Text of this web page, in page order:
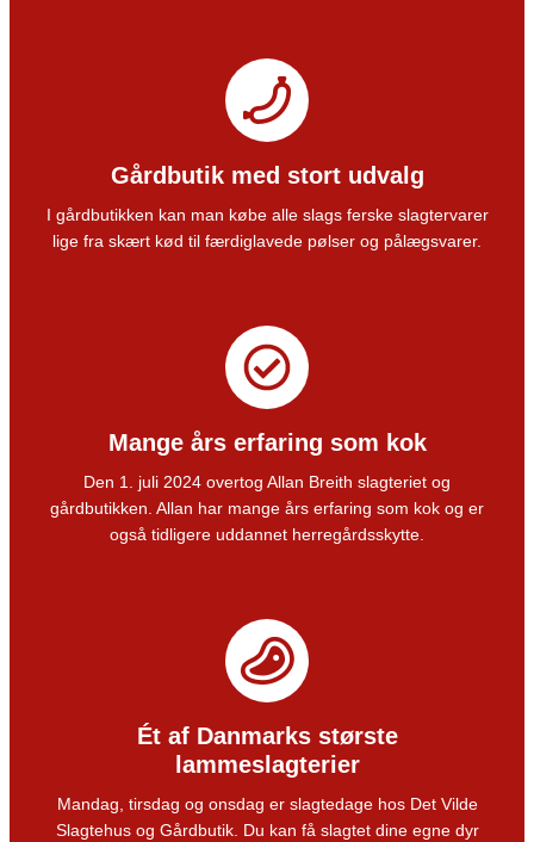
Gårdbutik med stort udvalg
I gårdbutikken kan man købe alle slags ferske slagtervarer
lige fra skært kød til færdiglavede pølser og pålægsvarer.
Mange års erfaring som kok
Den 1. juli 2024 overtog Allan Breith slagteriet og
gårdbutikken. Allan har mange års erfaring som kok og er
også tidligere uddannet herregårdsskytte.
Ét af Danmarks største
lammeslagterier
Mandag, tirsdag og onsdag er slagtedage hos Det Vilde
Slagtehus og Gårdbutik. Du kan få slagtet dine egne dyr